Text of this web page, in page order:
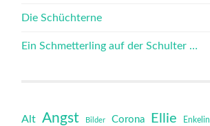
Die Schüchterne
Ein Schmetterling auf der Schulter …
Alt Angst Bilder Corona Ellie Enkelin